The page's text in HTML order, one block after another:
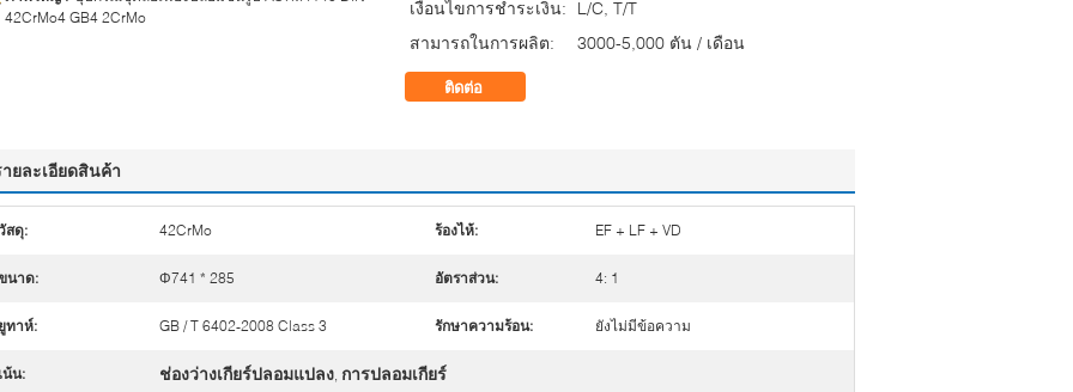
42CrMo4 GB4 2CrMo
เงื่อนไขการชำระเงิน:
L/C, T/T
สามารถในการผลิต:
3000-5,000 ตัน / เดือน
ติดต่อ
ยละเอียดสินค้า
สดุ: 42CrMo ร้องไห้: EF + LF + VD
นาด: Φ741 * 285 อัตราส่วน: 4: 1
ทาห์: GB / T 6402-2008 Class 3 รักษาความร้อน: ยังไม่มีข้อความ
น้น: ช่องว่างเกียร์ปลอมแปลง, การปลอมเกียร์